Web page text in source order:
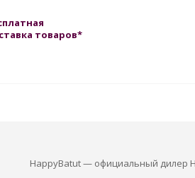
товаров*
HappyBatut — официальный дилер